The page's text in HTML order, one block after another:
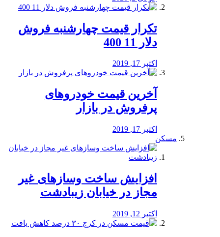
تکرار قیمت چهارشنبه فروش
دلار 11 400
اکتبر 17, 2019
آخرین قیمت خودرو‌های
پرفروش در بازار
اکتبر 17, 2019
مسکن
افزایش ساخت وسازهای غیر
مجاز در خیابان زیبادشت
اکتبر 12, 2019